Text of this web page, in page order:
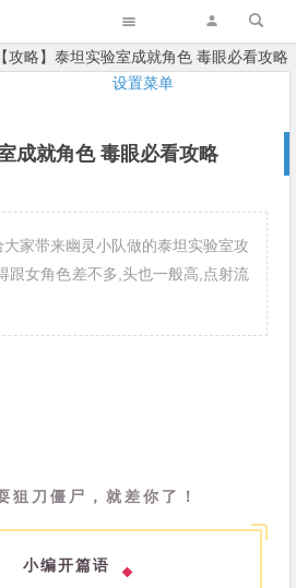
设置菜单
【攻略】泰坦实验室成就角色 毒眼必看攻略
成就角色 毒眼必看攻略
家带来幽灵小队做的泰坦实验室攻
女角色差不多,头也一般高,点射流
狙刀僵尸，就差你了！
小编开篇语